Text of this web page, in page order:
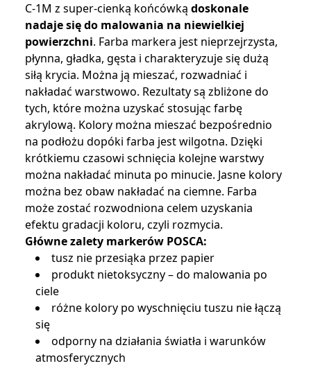
C-1M z super-cienką końcówką doskonale
nadaje się do malowania na niewielkiej
powierzchni. Farba markera jest nieprzejrzysta,
płynna, gładka, gęsta i charakteryzuje się dużą
siłą krycia. Można ją mieszać, rozwadniać i
nakładać warstwowo. Rezultaty są zbliżone do
tych, które można uzyskać stosując farbę
akrylową. Kolory można mieszać bezpośrednio
na podłożu dopóki farba jest wilgotna. Dzięki
krótkiemu czasowi schnięcia kolejne warstwy
można nakładać minuta po minucie. Jasne kolory
można bez obaw nakładać na ciemne. Farba
może zostać rozwodniona celem uzyskania
efektu gradacji koloru, czyli rozmycia.
Główne zalety markerów POSCA:
tusz nie przesiąka przez papier
produkt nietoksyczny – do malowania po
ciele
różne kolory po wyschnięciu tuszu nie łączą
się
odporny na działania światła i warunków
atmosferycznych